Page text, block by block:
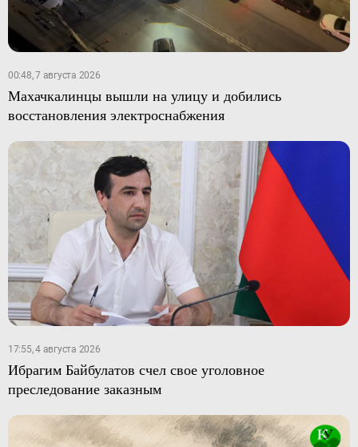
00:48, 7 августа 2026
Махачкалинцы вышли на улицу и добились
восстановления электроснабжения
17:55, 4 августа 2026
Ибрагим Байбулатов счел свое уголовное
преследование заказным